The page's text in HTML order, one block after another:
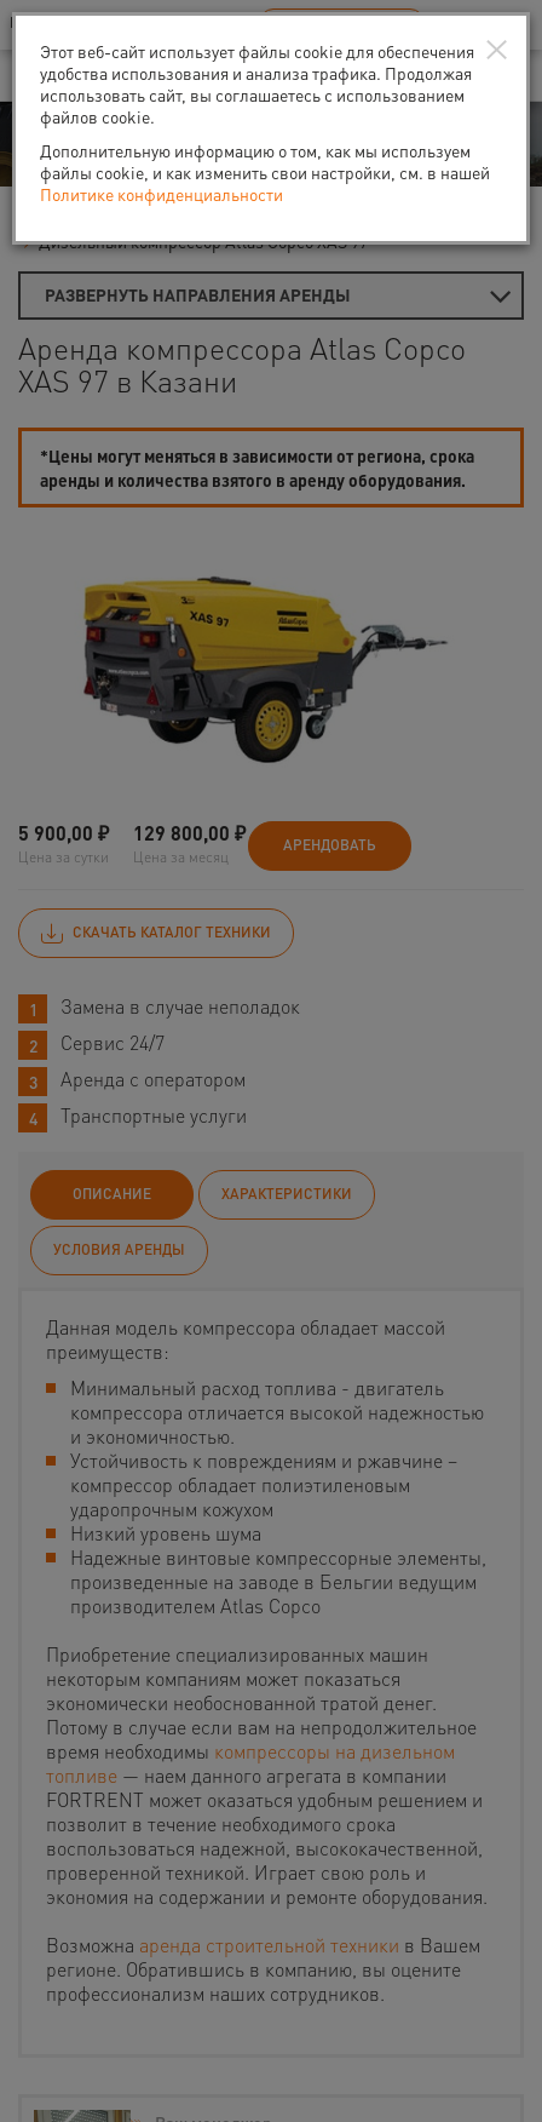
Ваш город:Казань
В Вашем регионе нет наших офисов RU EN
Аренда
Дизельный компрессор Atlas Copco XAS 97
РАЗВЕРНУТЬ НАПРАВЛЕНИЯ АРЕНДЫ
Аренда компрессора Atlas Copco
XAS 97 в Казани
*Цены могут меняться в зависимости от региона, срока
аренды и количества взятого в аренду оборудования.
5 900,00 ₽
Цена за сутки
129 800,00 ₽
Цена за месяц
АРЕНДОВАТЬ
СКАЧАТЬ КАТАЛОГ ТЕХНИКИ
Замена в случае неполадок
Сервис 24/7
Аренда с оператором
Транспортные услуги
ОПИСАНИЕ ХАРАКТЕРИСТИКИ
УСЛОВИЯ АРЕНДЫ
Данная модель компрессора обладает массой
преимуществ:
Минимальный расход топлива - двигатель
компрессора отличается высокой надежностью
и экономичностью.
Устойчивость к повреждениям и ржавчине –
компрессор обладает полиэтиленовым
ударопрочным кожухом
Низкий уровень шума
Надежные винтовые компрессорные элементы,
произведенные на заводе в Бельгии ведущим
производителем Atlas Copco
Приобретение специализированных машин
некоторым компаниям может показаться
экономически необоснованной тратой денег.
Потому в случае если вам на непродолжительное
время необходимы компрессоры на дизельном
топливе — наем данного агрегата в компании
FORTRENT может оказаться удобным решением и
позволит в течение необходимого срока
воспользоваться надежной, высококачественной,
проверенной техникой. Играет свою роль и
экономия на содержании и ремонте оборудования.
Возможна аренда строительной техники в Вашем
регионе. Обратившись в компанию, вы оцените
профессионализм наших сотрудников.
×
Этот веб-сайт использует файлы cookie для обеспечения
удобства использования и анализа трафика. Продолжая
использовать сайт, вы соглашаетесь с использованием
файлов cookie.
Дополнительную информацию о том, как мы используем
файлы cookie, и как изменить свои настройки, см. в нашей
Политике конфиденциальности